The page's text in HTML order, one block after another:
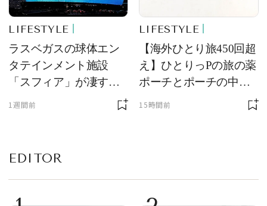
LIFESTYLE
ラスベガスの球体エン
タテインメント施設
「スフィア」が凄すぎ
た！ ひとりっPが大後
1週間前
LIFESTYLE
【海外ひとり旅450回超
え】ひとりっPの旅の薬
ポーチとポーチの中身
を初公開！ 本当に使え
15時間前
EDITOR